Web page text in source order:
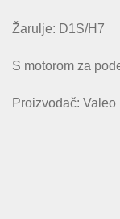
Žarulje: D1S/H7
S motorom za
Proizvođač: Valeo